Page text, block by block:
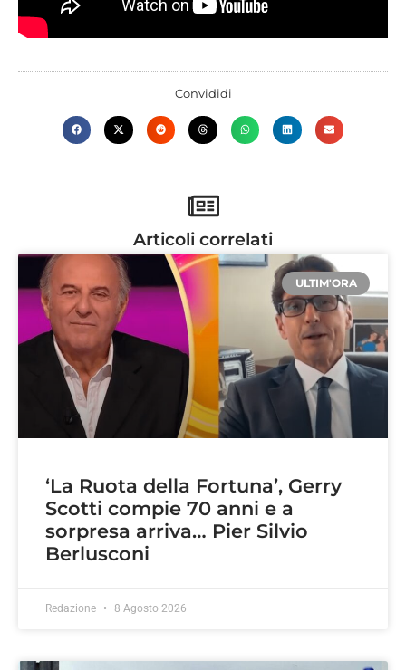
Convididi
Articoli correlati
ULTIM'ORA
‘La Ruota della Fortuna’, Gerry
Scotti compie 70 anni e a
sorpresa arriva… Pier Silvio
Berlusconi
Redazione 8 Agosto 2026